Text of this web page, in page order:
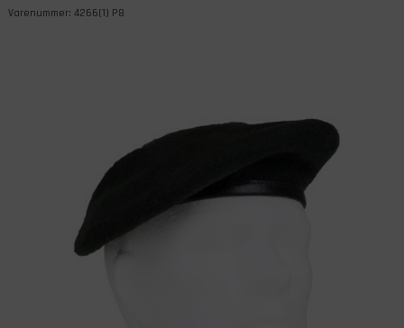
Varenummer: 4266(1) P8